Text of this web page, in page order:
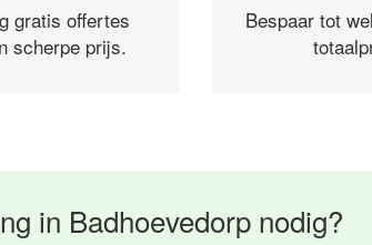
gratis offertes
scherpe prijs.
Bespaar tot
in Badhoevedorp nodig?